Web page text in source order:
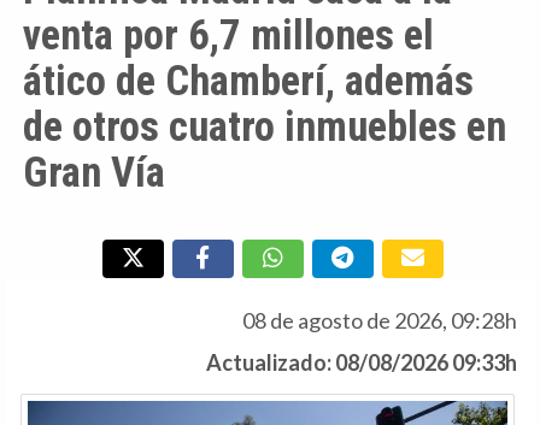
venta por 6,7 millones el
ático de Chamberí, además
de otros cuatro inmuebles en
Gran Vía
08 de agosto de 2026, 09:28h
Actualizado: 08/08/2026 09:33h